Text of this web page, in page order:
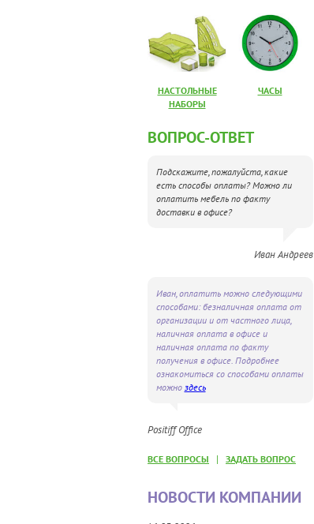
НАСТОЛЬНЫЕ
НАБОРЫ
ЧАСЫ
ВОПРОС-ОТВЕТ
Подскажите, пожалуйста, какие
есть способы оплаты? Можно ли
оплатить мебель по факту
доставки в офисе?
Иван Андреев
Иван, оплатить можно следующими
способами: безналичная оплата от
организации и от частного лица,
наличная оплата в офисе и
наличная оплата по факту
получения в офисе. Подробнее
ознакомиться со способами оплаты
можно здесь
Positiff Office
ВСЕ ВОПРОСЫ | ЗАДАТЬ ВОПРОС
НОВОСТИ КОМПАНИИ